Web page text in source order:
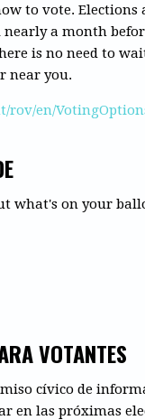
to vote. Elections
a month
is no need to
near you.
rov/en/
what's on your
VOTANTES
cívico de
en las próximas